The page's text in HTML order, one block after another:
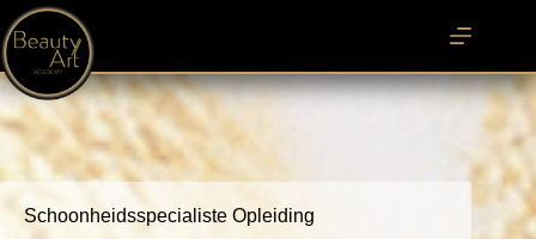
naar
de
inhoud
Schoonheidsspecialiste Opleiding